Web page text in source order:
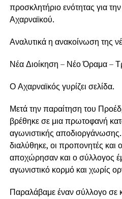
προσκλητήριο ενότητας για
Αχαρναϊκού.
Αναλυτικά η ανακοίνωση της
Νέα Διοίκηση – Νέο Όραμα –
Ο Αχαρναϊκός γυρίζει σελίδα.
Μετά την παραίτηση του
βρέθηκε σε μια πρωτοφανή
αγωνιστικής
διαλύθηκε, οι προπονητές και
αποχώρησαν και ο σύλλογος
αγωνιστικό κορμό και χωρίς
Παραλάβαμε έναν σύλλογο σε